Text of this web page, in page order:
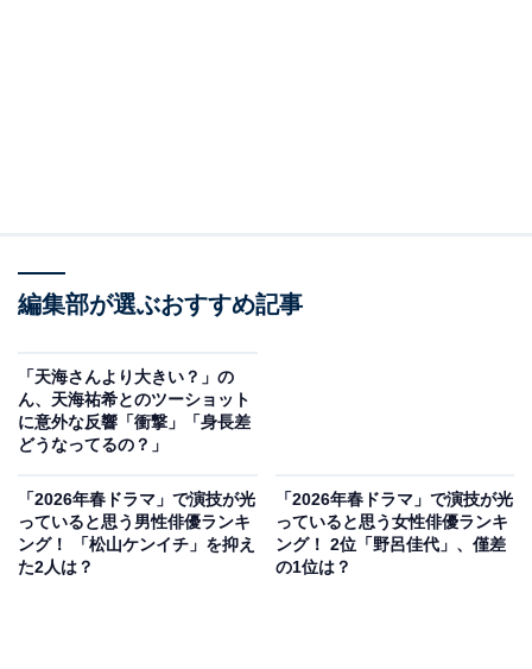
編集部が選ぶおすすめ記事
「天海さんより大きい？」の
ん、天海祐希とのツーショット
に意外な反響「衝撃」「身長差
どうなってるの？」
「2026年春ドラマ」で演技が光
っていると思う男性俳優ランキ
ング！ 「松山ケンイチ」を抑え
た2人は？
「2026年春ドラマ」で演技が光
っていると思う女性俳優ランキ
ング！ 2位「野呂佳代」、僅差
の1位は？